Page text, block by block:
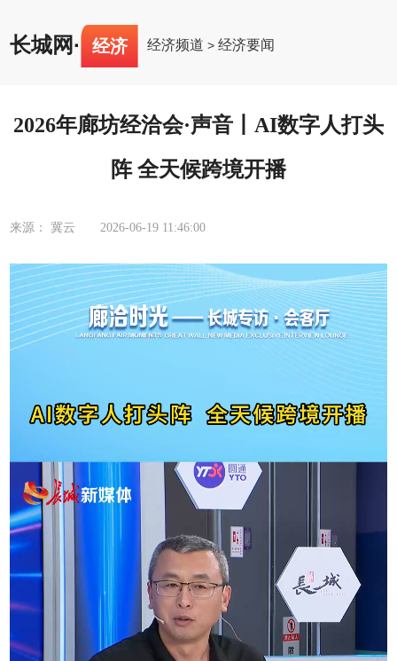
长城网· 经济 经济频道 >经济要闻
2026年廊坊经洽会·声音丨AI数字人打头
阵 全天候跨境开播
来源： 冀云 2026-06-19 11:46:00